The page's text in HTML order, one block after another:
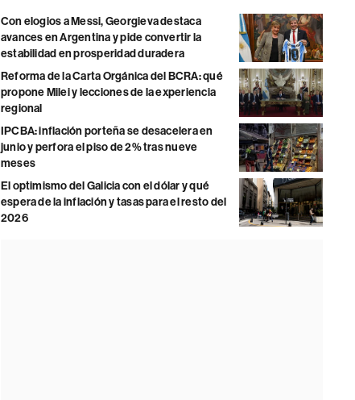
Con elogios a Messi, Georgieva destaca
avances en Argentina y pide convertir la
estabilidad en prosperidad duradera
Reforma de la Carta Orgánica del BCRA: qué
propone Milei y lecciones de la experiencia
regional
IPCBA: inflación porteña se desacelera en
junio y perfora el piso de 2% tras nueve
meses
El optimismo del Galicia con el dólar y qué
espera de la inflación y tasas para el resto del
2026